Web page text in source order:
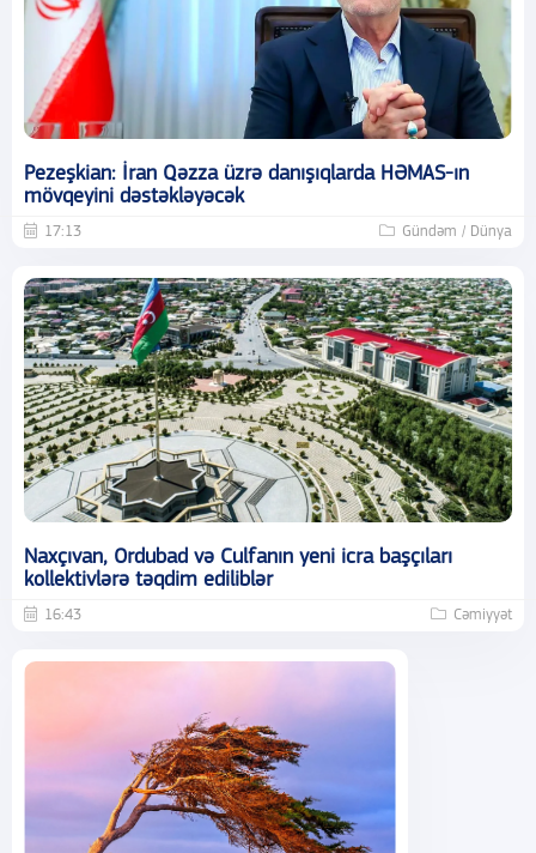
Pezeşkian: İran Qəzza üzrə danışıqlarda HƏMAS-ın
mövqeyini dəstəkləyəcək
17:13 Gündəm / Dünya
Naxçıvan, Ordubad və Culfanın yeni icra başçıları
kollektivlərə təqdim ediliblər
16:43 Cəmiyyət